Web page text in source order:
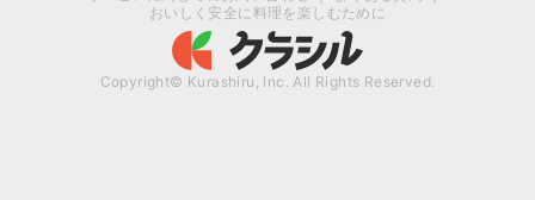
おいしく安全に料理を楽しむために
Copyright© Kurashiru, Inc. All Rights Reserved.